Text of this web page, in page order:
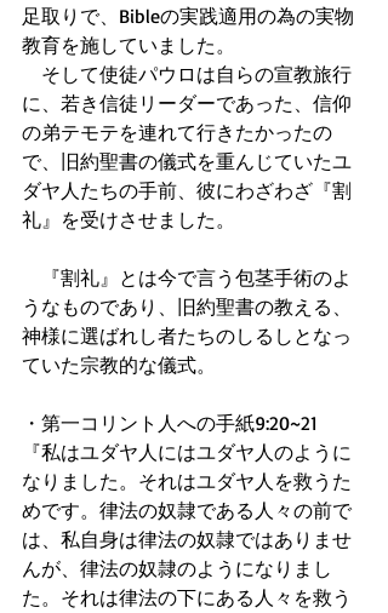
足取りで、Bibleの実践適用の為の実物
教育を施していました。
そして使徒パウロは自らの宣教旅行
に、若き信徒リーダーであった、信仰
の弟テモテを連れて行きたかったの
で、旧約聖書の儀式を重んじていたユ
ダヤ人たちの手前、彼にわざわざ『割
礼』を受けさせました。
『割礼』とは今で言う包茎手術のよ
うなものであり、旧約聖書の教える、
神様に選ばれし者たちのしるしとなっ
ていた宗教的な儀式。
・第一コリント人への手紙9:20~21
『私はユダヤ人にはユダヤ人のように
なりました。それはユダヤ人を救うた
めです。律法の奴隷である人々の前で
は、私自身は律法の奴隷ではありませ
んが、律法の奴隷のようになりまし
た。それは律法の下にある人々を救う